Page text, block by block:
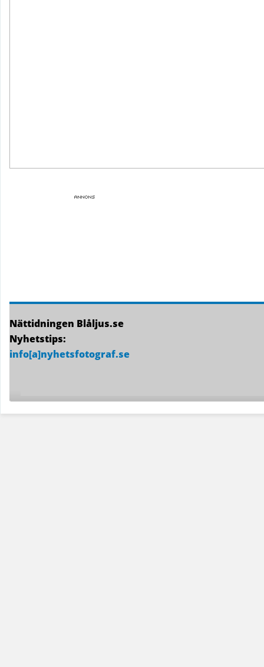
Nättidningen Blåljus.se
Nyhetstips:
info[a]nyhetsfotograf.se